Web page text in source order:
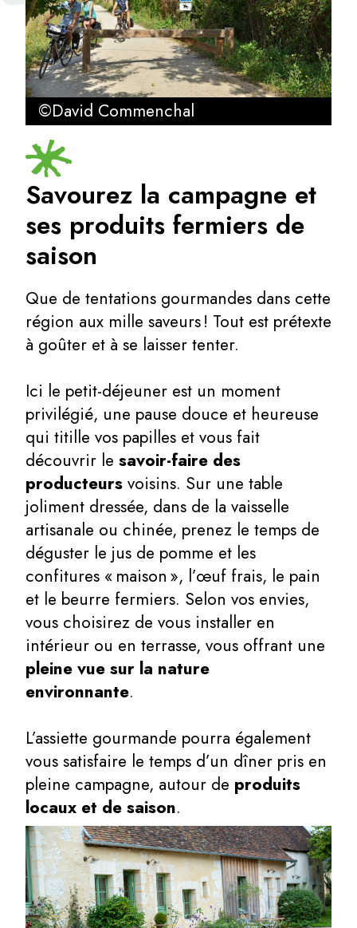
©David Commenchal
Savourez la campagne et
ses produits fermiers de
saison
Que de tentations gourmandes dans cette
région aux mille saveurs ! Tout est prétexte
à goûter et à se laisser tenter.
Ici le petit-déjeuner est un moment
privilégié, une pause douce et heureuse
qui titille vos papilles et vous fait
découvrir le savoir-faire des
producteurs voisins. Sur une table
joliment dressée, dans de la vaisselle
artisanale ou chinée, prenez le temps de
déguster le jus de pomme et les
confitures « maison », l’œuf frais, le pain
et le beurre fermiers. Selon vos envies,
vous choisirez de vous installer en
intérieur ou en terrasse, vous offrant une
pleine vue sur la nature
environnante.
L’assiette gourmande pourra également
vous satisfaire le temps d’un dîner pris en
pleine campagne, autour de produits
locaux et de saison.